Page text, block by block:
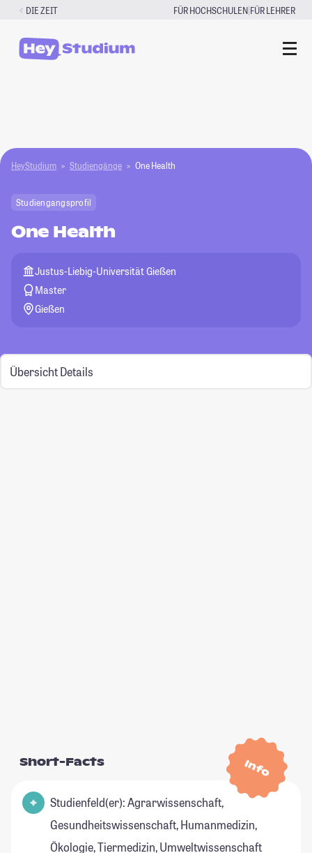
Zum
springen
DIE ZEIT FÜR HOCHSCHULEN|FÜR LEHRER
HeyStudium Studiengänge One Health
Studiengangsprofil
One Health
Justus-Liebig-Universität Gießen
Master
Gießen
Übersicht Details
Info
Short-Facts
Studienfeld(er): Agrarwissenschaft,
Gesundheitswissenschaft, Humanmedizin,
Ökologie, Tiermedizin, Umweltwissenschaft